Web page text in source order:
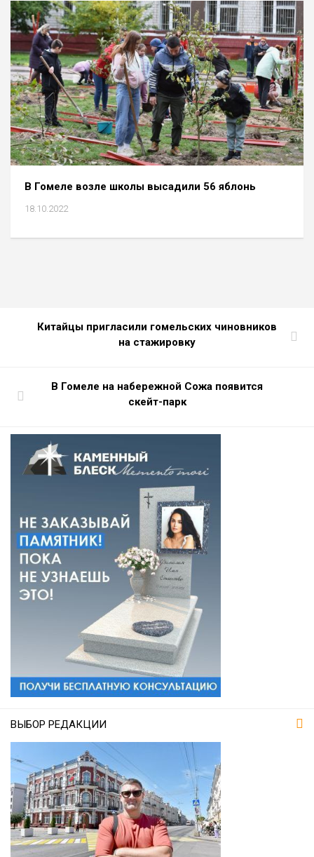
В Гомеле возле школы высадили 56 яблонь
18.10.2022
Китайцы пригласили гомельских чиновников
на стажировку
В Гомеле на набережной Сожа появится
скейт-парк
ВЫБОР РЕДАКЦИИ